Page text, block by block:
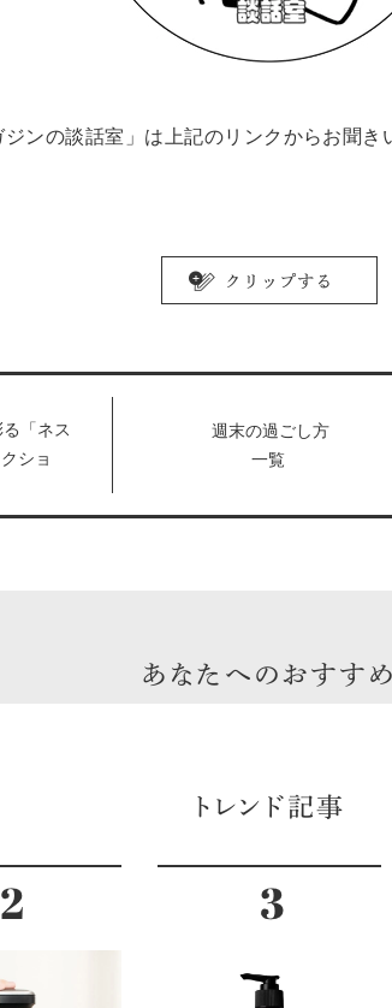
ジンの談話室」は上記のリンクからお聞き
「ネス
ショ
とアク
週末の過ごし方
一覧
あなたへのおすすめ
トレンド記事